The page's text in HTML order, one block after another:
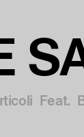
Feat.